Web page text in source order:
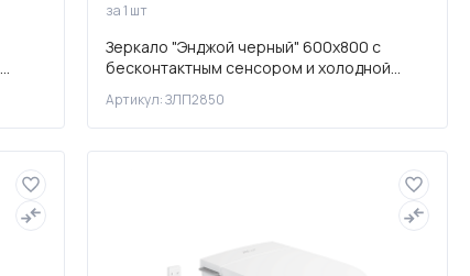
за 1 шт
Зеркало "Энджой черный" 600х800 с
бесконтактным сенсором и холодной
Артикул: ЗЛП2850